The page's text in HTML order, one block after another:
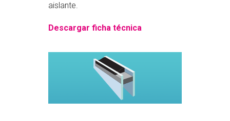
aislante.
Descargar ficha técnica